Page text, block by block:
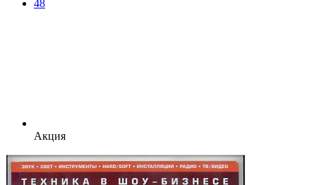
48
Акция